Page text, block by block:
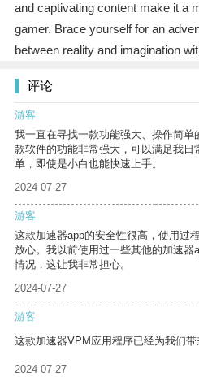
and captivating content make it a
gamer. Brace yourself for an
between reality and imagination
评论
游客
我一直在寻找一款功能强大、操作简
款软件的功能非常强大，可以满足我
单，即使是小白也能快速上手。
2024-07-27
游客
这款加速器app的安全性很高，使用过
放心。我以前使用过一些其他的加速器
情况，这让我非常担心。
2024-07-27
游客
这款加速器VPM应用程序已经为我们带
2024-07-27